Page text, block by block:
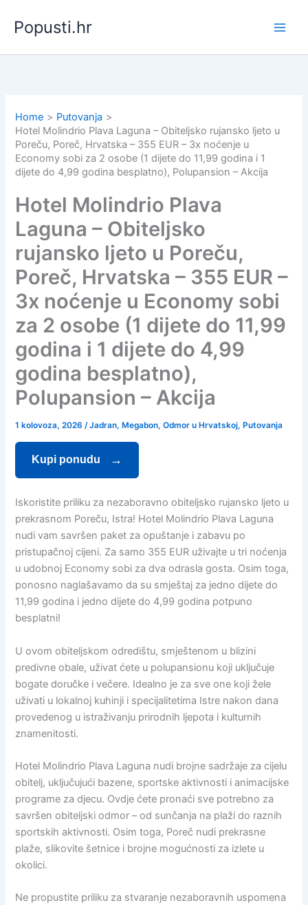
content
Popusti.hr
Home
Putovanja
Hotel Molindrio Plava Laguna – Obiteljsko rujansko ljeto u
Poreču, Poreč, Hrvatska – 355 EUR – 3x noćenje u
Economy sobi za 2 osobe (1 dijete do 11,99 godina i 1
dijete do 4,99 godina besplatno), Polupansion – Akcija
Hotel Molindrio Plava
Laguna – Obiteljsko
rujansko ljeto u Poreču,
Poreč, Hrvatska – 355 EUR –
3x noćenje u Economy sobi
za 2 osobe (1 dijete do 11,99
godina i 1 dijete do 4,99
godina besplatno),
Polupansion – Akcija
1 kolovoza, 2026/Jadran, Megabon,Odmor u Hrvatskoj, Putovanja
Kupi ponudu
Iskoristite priliku za nezaboravno obiteljsko rujansko ljeto u
prekrasnom Poreču, Istra! Hotel Molindrio Plava Laguna
nudi vam savršen paket za opuštanje i zabavu po
pristupačnoj cijeni. Za samo 355 EUR uživajte u tri noćenja
u udobnoj Economy sobi za dva odrasla gosta. Osim toga,
ponosno naglašavamo da su smještaj za jedno dijete do
11,99 godina i jedno dijete do 4,99 godina potpuno
besplatni!
U ovom obiteljskom odredištu, smještenom u blizini
predivne obale, uživat ćete u polupansionu koji uključuje
bogate doručke i večere. Idealno je za sve one koji žele
uživati u lokalnoj kuhinji i specijalitetima Istre nakon dana
provedenog u istraživanju prirodnih ljepota i kulturnih
znamenitosti.
Hotel Molindrio Plava Laguna nudi brojne sadržaje za cijelu
obitelj, uključujući bazene, sportske aktivnosti i animacijske
programe za djecu. Ovdje ćete pronaći sve potrebno za
savršen obiteljski odmor – od sunčanja na plaži do raznih
sportskih aktivnosti. Osim toga, Poreč nudi prekrasne
plaže, slikovite šetnice i brojne mogućnosti za izlete u
okolici.
Ne propustite priliku za stvaranje nezaboravnih uspomena